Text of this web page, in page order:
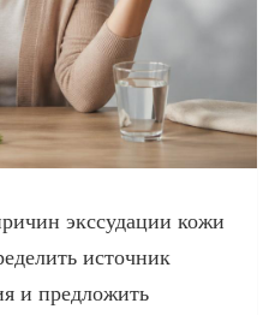
экссудации кожи
источник
и предложить